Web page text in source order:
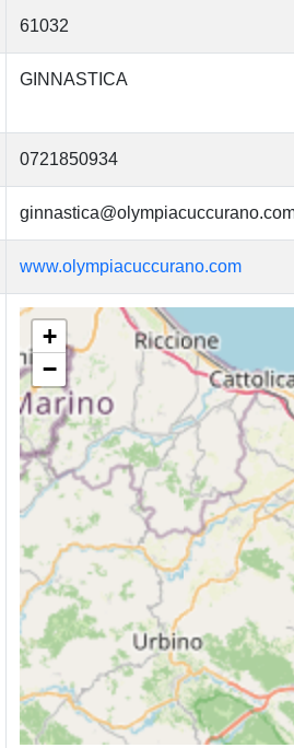
61032
GINNASTICA
0721850934
www.olympiacuccurano.com
+
−